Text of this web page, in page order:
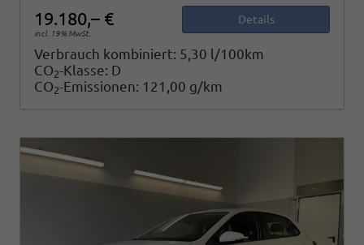
19.180,– €
incl. 19% MwSt.
Details
Verbrauch kombiniert: 5,30 l/100km
CO2-Klasse: D
CO2-Emissionen: 121,00 g/km